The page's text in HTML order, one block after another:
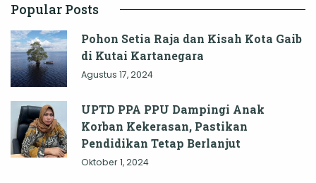
Popular Posts
Pohon Setia Raja dan Kisah Kota Gaib
di Kutai Kartanegara
Agustus 17, 2024
UPTD PPA PPU Dampingi Anak
Korban Kekerasan, Pastikan
Pendidikan Tetap Berlanjut
Oktober 1, 2024